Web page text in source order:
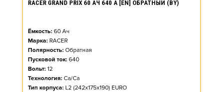
RACER GRAND PRIX 60 АЧ 640 А [EN] ОБРАТНЫЙ (BY)
Ёмкость: 60 Ач
Марка: RACER
Полярность: Обратная
Пусковой ток: 640
Вольт: 12
Технология: Ca/Ca
Тип корпуса: L2 (242x175x190) EURO